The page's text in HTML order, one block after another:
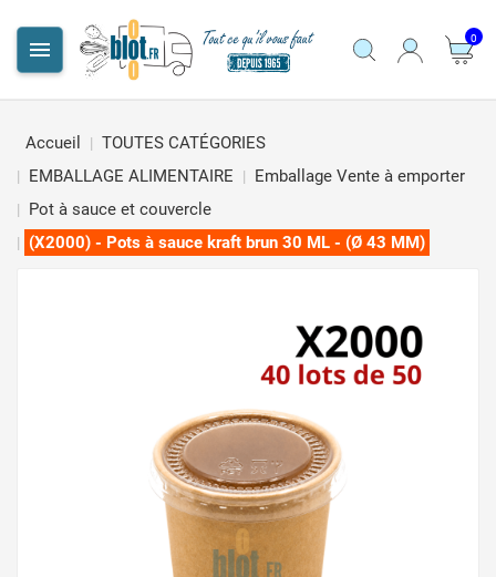
 0
Accueil
TOUTES CATÉGORIES
EMBALLAGE ALIMENTAIRE
Emballage Vente à emporter
Pot à sauce et couvercle
(X2000) - Pots à sauce kraft brun 30 ML - (Ø 43 MM)